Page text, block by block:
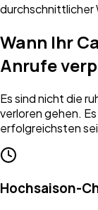
durchschnittlicher
Wann Ihr
Anrufe
Es sind nicht die
verloren gehen.
erfolgreichsten
Hochsaison-